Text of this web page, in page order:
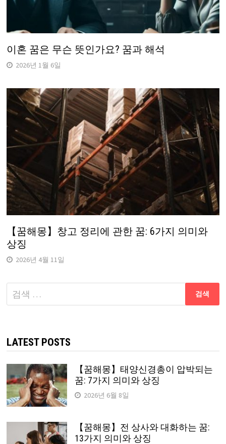
이혼 꿈은 무슨 뜻인가요? 꿈과 해석
2026년 1월 6일
【꿈해몽】창고 정리에 관한 꿈: 6가지 의미와
상징
2026년 4월 11일
다
음
LATEST POSTS
【꿈해몽】태양신경총이 압박되는
꿈: 7가지 의미와 상징
2026년 6월 8일
【꿈해몽】전 상사와 대화하는 꿈:
13가지 의미와 상징